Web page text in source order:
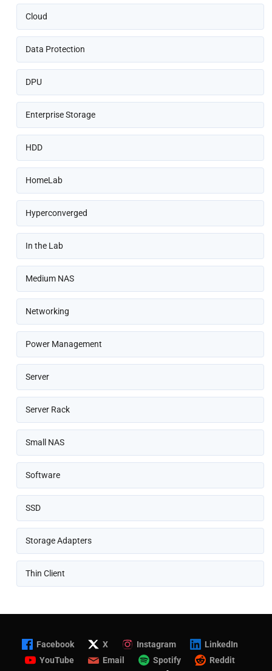
Cloud
Data Protection
DPU
Enterprise Storage
HDD
HomeLab
Hyperconverged
In the Lab
Medium NAS
Networking
Power Management
Server
Server Rack
Small NAS
Software
SSD
Storage Adapters
Thin Client
Facebook X Instagram
LinkedIn
YouTube
Email Spotify Reddit